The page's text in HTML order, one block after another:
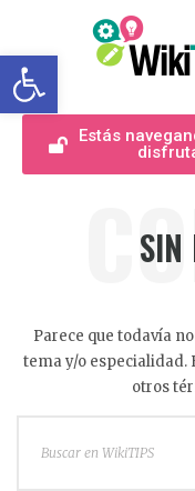
Abrir
Estás
SIN
Parece que todavía
tema y/o especialidad.
otros